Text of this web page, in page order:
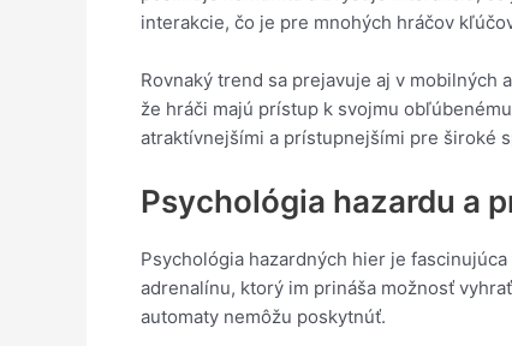
interakcie, čo je pre mnohých hráčov
Rovnaký trend sa prejavuje aj v
že hráči majú prístup k svojmu
atraktívnejšími a prístupnejšími pre široké
Psychológia hazardu a
Psychológia hazardných hier je
adrenalínu, ktorý im prináša možnosť
automaty nemôžu poskytnúť.